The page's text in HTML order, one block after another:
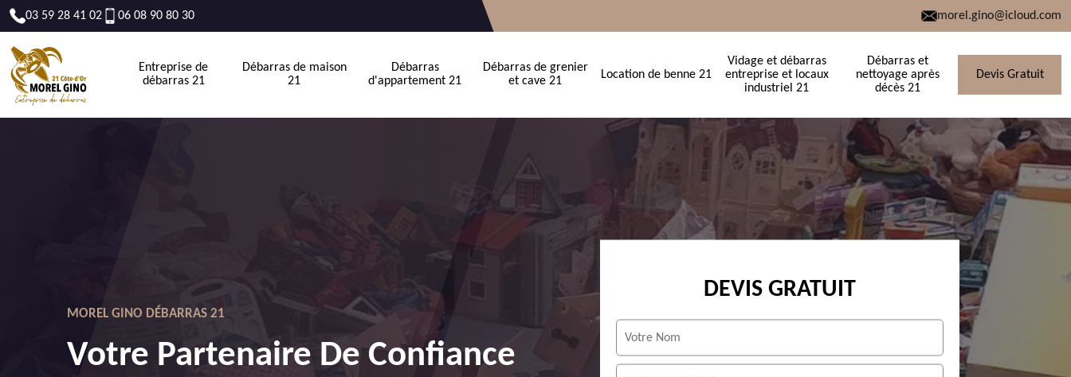
03 59 28 41 02 06 08 90 80 30 morel.gino@icloud.com
Entreprise de
débarras 21
Débarras de maison
21
Débarras
d'appartement 21
Débarras de grenier
et cave 21
Location de benne 21
Vidage et débarras
entreprise et locaux
industriel 21
Débarras et
nettoyage après
décès 21
Devis Gratuit
MOREL GINO DÉBARRAS 21
Votre Partenaire De Confiance
DEVIS GRATUIT